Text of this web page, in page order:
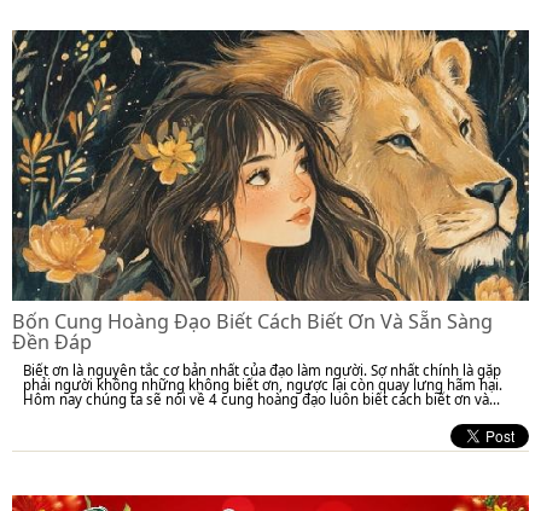
Bốn Cung Hoàng Đạo Biết Cách Biết Ơn Và Sẵn Sàng
Đền Đáp
Biết ơn là nguyên tắc cơ bản nhất của đạo làm người. Sợ nhất chính là gặp
phải người không những không biết ơn, ngược lại còn quay lưng hãm hại.
Hôm nay chúng ta sẽ nói về 4 cung hoàng đạo luôn biết cách biết ơn và...